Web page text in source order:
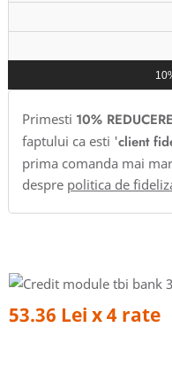
Primesti 10% REDUCERE
faptului ca esti 'client
prima comanda mai
despre politica de
53.36 Lei x 4 rate